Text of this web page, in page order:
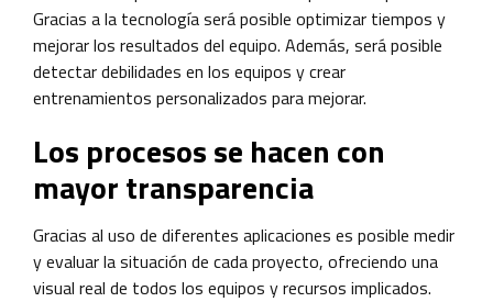
Gracias a la tecnología será posible optimizar tiempos y
mejorar los resultados del equipo. Además, será posible
detectar debilidades en los equipos y crear
entrenamientos personalizados para mejorar.
Los procesos se hacen con
mayor transparencia
Gracias al uso de diferentes aplicaciones es posible medir
y evaluar la situación de cada proyecto, ofreciendo una
visual real de todos los equipos y recursos implicados.